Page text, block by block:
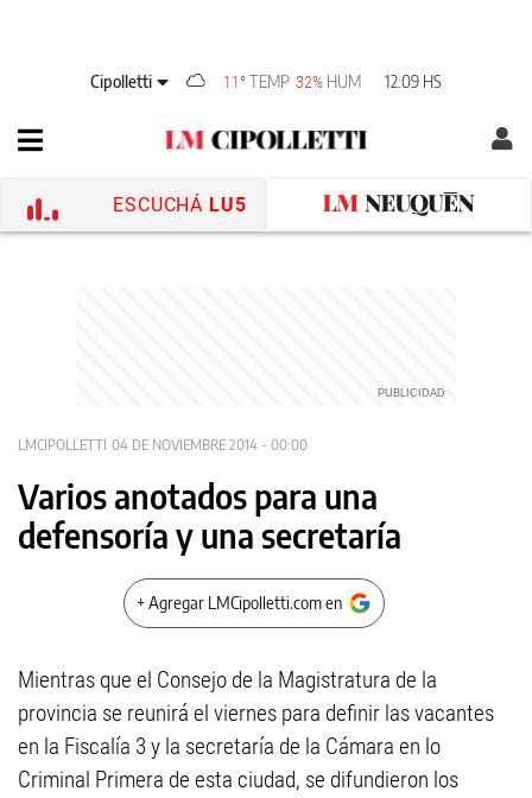
Cipolletti 11°TEMP 32% HUM 12:09 HS
ESCUCHÁ LU5
LMCIPOLLETTI 04 DE NOVIEMBRE 2014 - 00:00
Varios anotados para una
defensoría y una secretaría
+ Agregar LMCipolletti.com en
Mientras que el Consejo de la Magistratura de la
provincia se reunirá el viernes para definir las vacantes
en la Fiscalía 3 y la secretaría de la Cámara en lo
Criminal Primera de esta ciudad, se difundieron los